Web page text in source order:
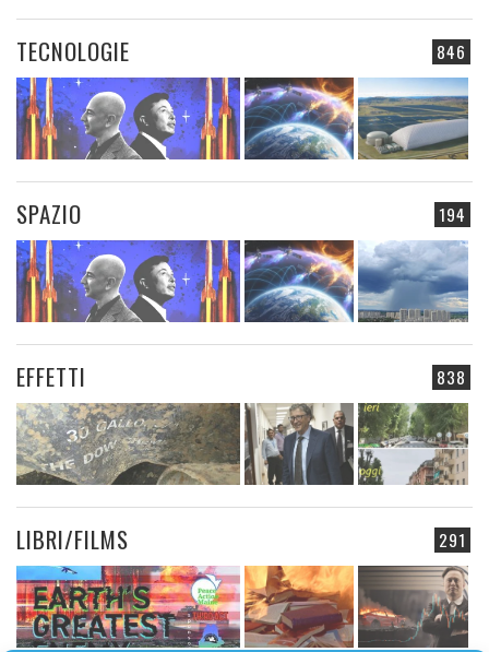
846
TECNOLOGIE
194
SPAZIO
838
EFFETTI
291
LIBRI/FILMS